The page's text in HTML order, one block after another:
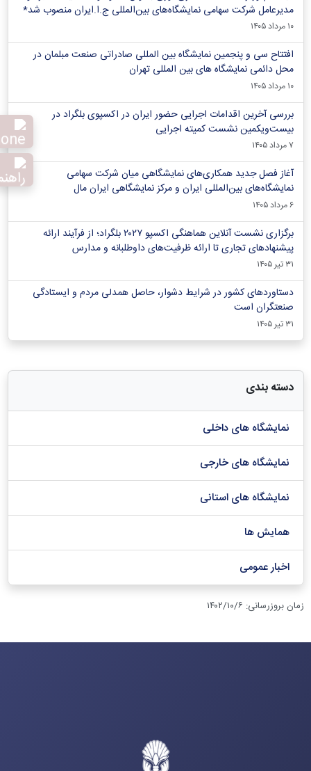
مدیرعامل شرکت سهامی نمایشگاه‌های بین‌المللی ج.ا.ایران منصوب شد*
۱۰ مرداد ۱۴۰۵
افتتاح سی و پنجمین نمایشگاه بین المللی صادراتی صنعت مبلمان در
محل دائمی نمایشگاه های بین المللی تهران
۱۰ مرداد ۱۴۰۵
بررسی آخرین اقدامات اجرایی حضور ایران در اکسپوی بلگراد در
بیست‌ویکمین نشست کمیته اجرایی
۷ مرداد ۱۴۰۵
آغاز فصل جدید همکاری‌های نمایشگاهی میان شرکت سهامی
نمایشگاه‌های بین‌المللی ایران و مرکز نمایشگاهی ایران‌ مال
۶ مرداد ۱۴۰۵
برگزاری نشست آنلاین هماهنگی اکسپو ۲۰۲۷ بلگراد؛ از فرآیند ارائه
پیشنهادهای تجاری تا ارائه ظرفیت‌های داوطلبانه و مدارس
۳۱ تیر ۱۴۰۵
دستاوردهای کشور در شرایط دشوار، حاصل همدلی مردم و ایستادگی
صنعتگران است
۳۱ تیر ۱۴۰۵
دسته بندی
نمایشگاه های داخلی
نمایشگاه های خارجی
نمایشگاه های استانی
همایش ها
اخبار عمومی
زمان بروزرسانی: ۱۴۰۲/۱۰/۶